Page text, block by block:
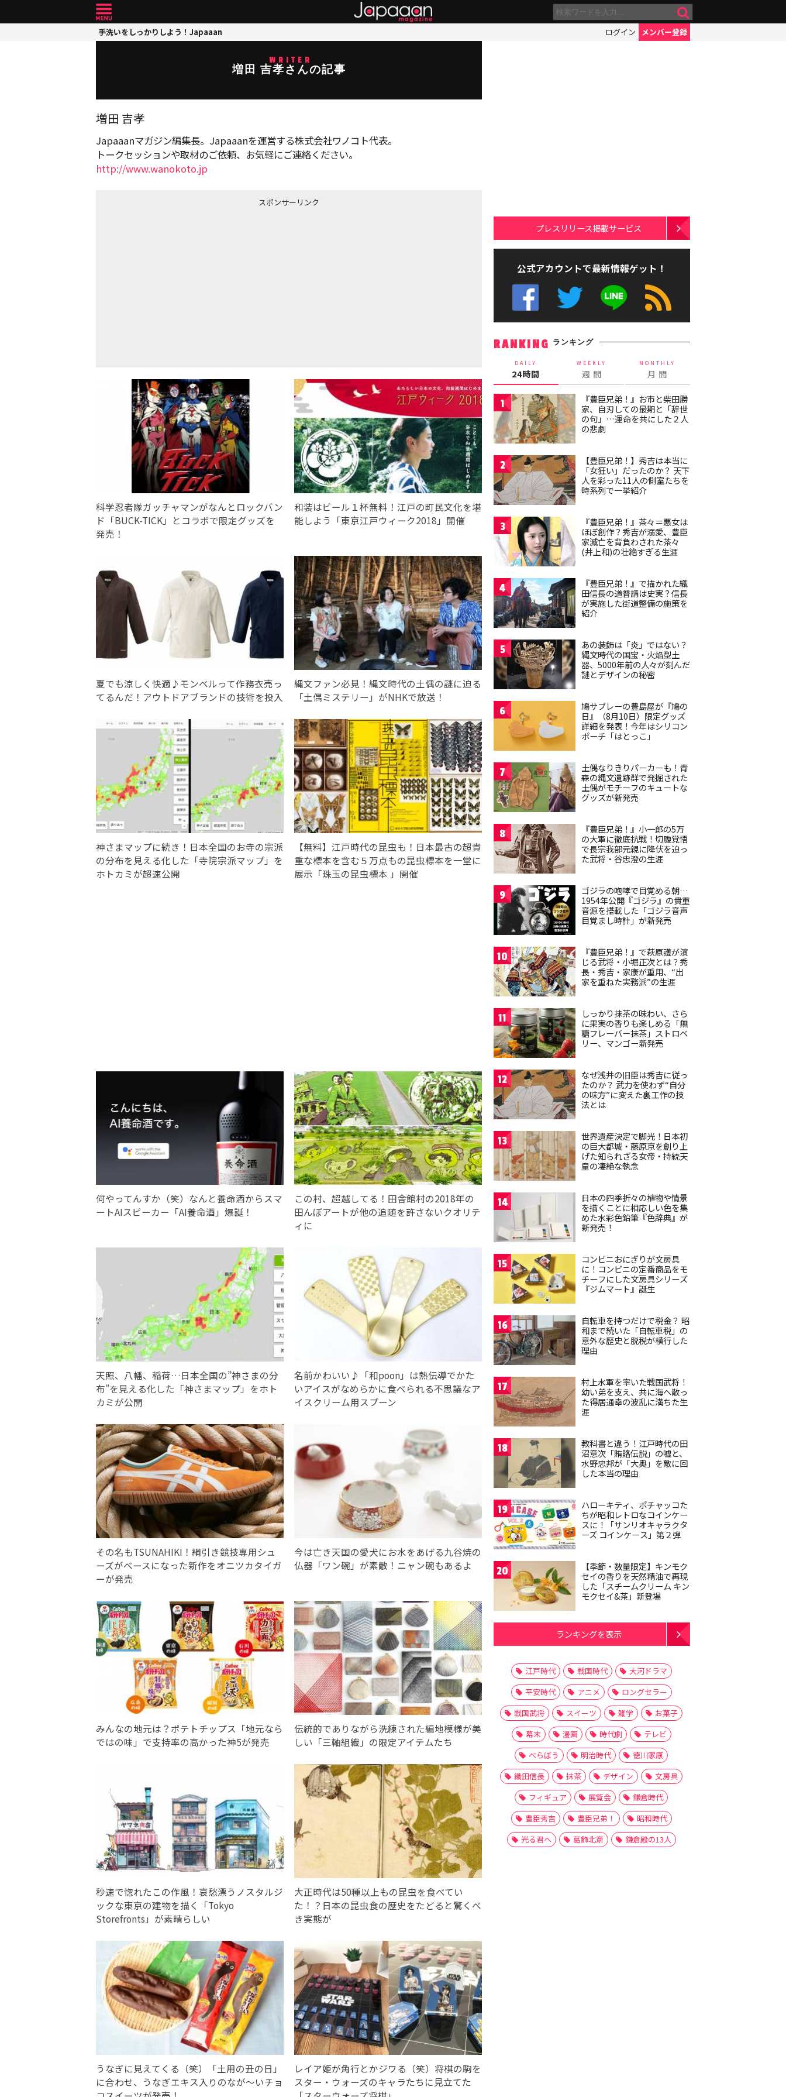
手洗いをしっかりしよう！Japaaan ログイン メンバー登録
WRITER
増田 吉孝さんの記事
増田 吉孝
Japaaanマガジン編集長。Japaaanを運営する株式会社ワノコト代表。
トークセッションや取材のご依頼、お気軽にご連絡ください。
http://www.wanokoto.jp
スポンサーリンク
科学忍者隊ガッチャマンがなんとロックバン
ド「BUCK-TICK」とコラボで限定グッズを
発売！
和装はビール１杯無料！江戸の町民文化を堪
能しよう「東京江戸ウィーク2018」開催
夏でも涼しく快適♪モンベルって作務衣売っ
てるんだ！アウトドアブランドの技術を投入
縄文ファン必見！縄文時代の土偶の謎に迫る
「土偶ミステリー」がNHKで放送！
神さまマップに続き！日本全国のお寺の宗派
の分布を見える化した「寺院宗派マップ」を
ホトカミが超速公開
【無料】江戸時代の昆虫も！日本最古の超貴
重な標本を含む５万点もの昆虫標本を一堂に
展示「珠玉の昆虫標本 」開催
何やってんすか（笑）なんと養命酒からスマ
ートAIスピーカー「AI養命酒」爆誕！
この村、超越してる！田舎館村の2018年の
田んぼアートが他の追随を許さないクオリテ
ィに
天照、八幡、稲荷…日本全国の”神さまの分
布”を見える化した「神さまマップ」をホト
カミが公開
名前かわいい♪「和poon」は熱伝導でかた
いアイスがなめらかに食べられる不思議なア
イスクリーム用スプーン
その名もTSUNAHIKI！綱引き競技専用シュ
ーズがベースになった新作をオニツカタイガ
ーが発売
今は亡き天国の愛犬にお水をあげる九谷焼の
仏器「ワン碗」が素敵！ニャン碗もあるよ
みんなの地元は？ポテトチップス「地元なら
ではの味」で支持率の高かった神5が発売
伝統的でありながら洗練された編地模様が美
しい「三軸組織」の限定アイテムたち
秒速で惚れたこの作風！哀愁漂うノスタルジ
ックな東京の建物を描く「Tokyo
Storefronts」が素晴らしい
大正時代は50種以上もの昆虫を食べてい
た！？日本の昆虫食の歴史をたどると驚くべ
き実態が
うなぎに見えてくる（笑）「土用の丑の日」
に合わせ、うなぎエキス入りのなが～いチョ
レイア姫が角行とかジワる（笑）将棋の駒を
スター・ウォーズのキャラたちに見立てた
プレスリリース掲載サービス
公式アカウントで最新情報ゲット！
RANKING ランキング
DAILY
24時間
WEEKLY
週 間
MONTHLY
月 間
1
『豊臣兄弟！』お市と柴田勝
家、自刃しての最期と「辞世
の句」…運命を共にした２人
の悲劇
2
【豊臣兄弟！】秀吉は本当に
「女狂い」だったのか？ 天下
人を彩った11人の側室たちを
時系列で一挙紹介
3
『豊臣兄弟！』茶々＝悪女は
ほぼ創作？秀吉が溺愛、豊臣
家滅亡を背負わされた茶々
(井上和)の壮絶すぎる生涯
4
『豊臣兄弟！』で描かれた織
田信長の道普請は史実？信長
が実施した街道整備の施策を
紹介
5
あの装飾は「炎」ではない？
縄文時代の国宝・火焔型土
器、5000年前の人々が刻んだ
謎とデザインの秘密
6
鳩サブレーの豊島屋が『鳩の
日』（8月10日）限定グッズ
詳細を発表！今年はシリコン
ポーチ「はとっこ」
7
土偶なりきりパーカーも！青
森の縄文遺跡群で発掘された
土偶がモチーフのキュートな
グッズが新発売
8
『豊臣兄弟！』小一郎の5万
の大軍に徹底抗戦！切腹覚悟
で長宗我部元親に降伏を迫っ
た武将・谷忠澄の生涯
9
ゴジラの咆哮で目覚める朝…
1954年公開『ゴジラ』の貴重
音源を搭載した「ゴジラ音声
目覚まし時計」が新発売
10
『豊臣兄弟！』で萩原護が演
じる武将・小堀正次とは？秀
長・秀吉・家康が重用、“出
家を重ねた実務派”の生涯
11
しっかり抹茶の味わい、さら
に果実の香りも楽しめる「無
糖フレーバー抹茶」ストロベ
リー、マンゴー新発売
12
なぜ浅井の旧臣は秀吉に従っ
たのか？ 武力を使わず“自分
の味方”に変えた裏工作の技
法とは
13
世界遺産決定で脚光！日本初
の巨大都城・藤原京を創り上
げた知られざる女帝・持統天
皇の凄絶な執念
14
日本の四季折々の植物や情景
を描くことに相応しい色を集
めた水彩色鉛筆『色辞典』が
新発売！
15
コンビニおにぎりが文房具
に！コンビニの定番商品をモ
チーフにした文房具シリーズ
『ジムマート』誕生
16
自転車を持つだけで税金？ 昭
和まで続いた「自転車税」の
意外な歴史と脱税が横行した
理由
17
村上水軍を率いた戦国武将！
幼い弟を支え、共に海へ散っ
た得居通幸の波乱に満ちた生
涯
18
教科書と違う！江戸時代の田
沼意次「賄賂伝説」の嘘と、
水野忠邦が「大奥」を敵に回
した本当の理由
19
ハローキティ、ポチャッコた
ちが昭和レトロなコインケー
スに！「サンリオキャラクタ
ーズ コインケース」第２弾
20
【季節・数量限定】キンモク
セイの香りを天然精油で再現
した「スチームクリーム キン
モクセイ&茶」新登場
ランキングを表示
江戸時代 戦国時代
大河ドラマ
平安時代
アニメ
ロングセラー
戦国武将
スイーツ 雑学
お菓子
幕末
漫画 時代劇
テレビ
べらぼう
明治時代
徳川家康
織田信長
抹茶 デザイン
文房具
フィギュア
展覧会
鎌倉時代
豊臣秀吉
豊臣兄弟！
昭和時代
光る君へ
葛飾北斎 鎌倉殿の13人